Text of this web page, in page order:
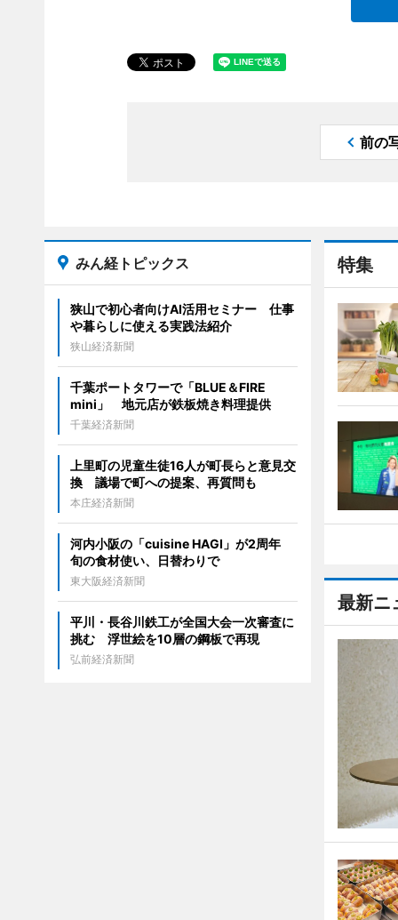
前の
特集
最新ニ
みん経トピックス
狭山で初心者向けAI活用セミナー 仕事
や暮らしに使える実践法紹介
狭山経済新聞
千葉ポートタワーで「BLUE＆FIRE
mini」 地元店が鉄板焼き料理提供
千葉経済新聞
上里町の児童生徒16人が町長らと意見交
換 議場で町への提案、再質問も
本庄経済新聞
河内小阪の「cuisine HAGI」が2周年
旬の食材使い、日替わりで
東大阪経済新聞
平川・長谷川鉄工が全国大会一次審査に
挑む 浮世絵を10層の鋼板で再現
弘前経済新聞